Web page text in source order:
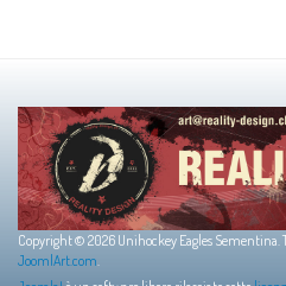
Copyright © 2026 Unihockey Eagles
JoomlArt.com.